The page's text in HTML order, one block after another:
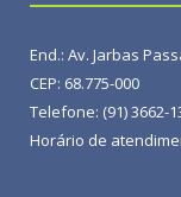
End.: Av. Jarbas
CEP: 68.775-000
Telefone: (91) 3662-
Horário de